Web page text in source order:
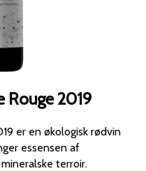
Rouge 2019
er en økologisk rødvin
essensen af
terroir.